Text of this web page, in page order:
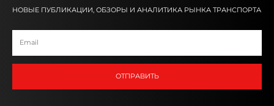
НОВЫЕ ПУБЛИКАЦИИ, ОБЗОРЫ И АНАЛИТИКА РЫНКА ТРАНСПОРТА
ОТПРАВИТЬ